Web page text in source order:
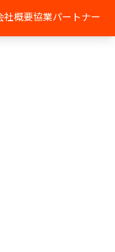
社概要協業パートナー